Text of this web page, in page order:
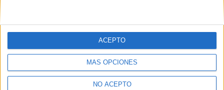
MÁS OPCIONES
NO ACEPTO
ACEPTO
Y como regalo de agradecimiento, por registrarte te daremos
gratis una copia de nuestro ebook con 100 consejos para tu
primer año de universidad